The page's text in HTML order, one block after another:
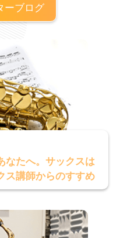
ーブログ
なたへ。サックスは
ス講師からのすすめ